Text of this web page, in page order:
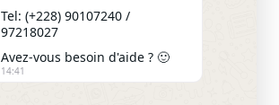
Tel: (+228) 90107240 /
97218027
Avez-vous besoin d'aide ? 🙂
14:41